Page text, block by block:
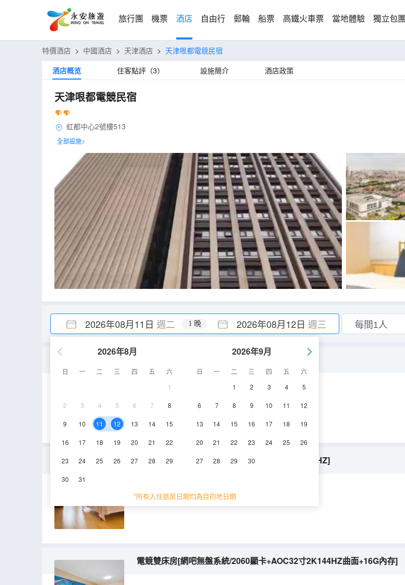
旅行團 機票 酒店 自由行 郵輪 船票 高鐵火車票 當地體驗 獨立包團
特價酒店 > 中國酒店 > 天津酒店 > 天津哏都電競民宿
酒店概览
住客點評（3） 設施簡介 酒店政策
天津哏都電競民宿
虹都中心2號樓513
全部設施>
2026年08月11日 週二 2026年08月12日 週三
1 晚
2026年8月
日 一 二 三 四 五
六
1
2 3 4 5 6 7 8
9 10 11 12 13 14 15
16 17 18 19 20 21 22
23 24 25 26 27 28 29
30 31
2026年9月
日 一 二 三 四 五
六
1
2 3 4 5
6 7 8 9 10 11 12
13 14 15 16 17 18 19
20 21 22 23 24 25 26
27 28 29 30
*所有入住退房日期均為目的地日期
50-75㎡ 空調 淋浴
投影電競房[網吧無盤系統+RTX3060+32寸2K144HZ]
59㎡ 5層 空調
電競雙床房[網吧無盤系統/2060顯卡+AOC32寸2K144HZ曲面+16G內存]